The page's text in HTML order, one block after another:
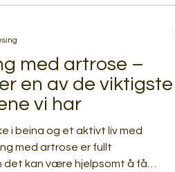
normal belastning og aktivitet.
med artrose –
en av de viktigste
vi har
i beina og et aktivt liv med
med artrose er fullt
det kan være hjelpsomt å få